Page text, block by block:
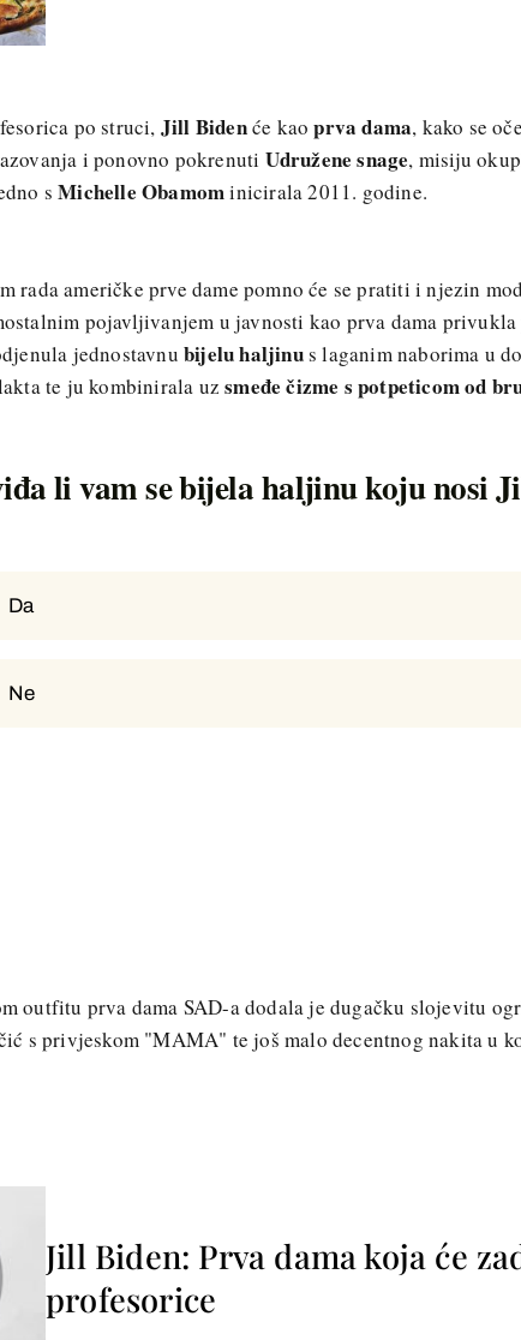
po struci, Jill Bidenće kaoprva dama, kako se
i ponovno pokrenuti Udružene snage, misiju
sMichelle Obamominicirala 2011. godine.
rada američke prve dame pomno će se pratiti i njezin
pojavljivanjem u javnosti kao prva dama
jednostavnu bijelu haljinus laganim naborima u
te ju kombinirala uzsmeđe čizme s potpeticom od
li vam se bijela haljinu koju nosi
Da
Ne
Da
Ne
outfitu prva dama SAD-a dodala je dugačku slojevitu
s privjeskom "MAMA" te još malo decentnog nakita u
Jill Biden: Prva dama koja će
profesorice